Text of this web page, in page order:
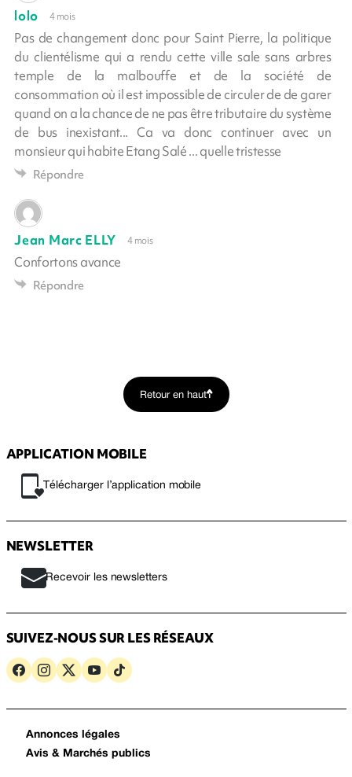
lolo 4 mois
Pas de changement donc pour Saint Pierre, la politique
du clientélisme qui a rendu cette ville sale sans arbres
temple de la malbouffe et de la société de
consommation où il est impossible de circuler de de garer
quand on a la chance de ne pas être tributaire du système
de bus inexistant... Ca va donc continuer avec un
monsieur qui habite Etang Salé ... quelle tristesse
Répondre
Jean Marc ELLY 4 mois
Confortons avance
Répondre
Retour en haut
APPLICATION MOBILE
Télécharger l’application mobile
NEWSLETTER
Recevoir les newsletters
SUIVEZ-NOUS SUR LES RÉSEAUX
Annonces légales
Avis & Marchés publics